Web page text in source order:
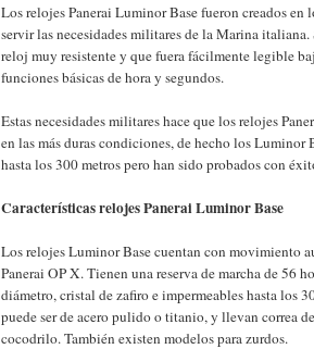
Los relojes Panerai Luminor Base fueron creados en
servir las necesidades militares de la Marina italiana.
reloj muy resistente y que fuera fácilmente legible
funciones básicas de hora y segundos.
Estas necesidades militares hace que los relojes
en las más duras condiciones, de hecho los Luminor
hasta los 300 metros pero han sido probados con
Características relojes Panerai Luminor Base
Los relojes Luminor Base cuentan con movimiento
Panerai OP X. Tienen una reserva de marcha de 56
diámetro, cristal de zafiro e impermeables hasta los
puede ser de acero pulido o titanio, y llevan correa
cocodrilo. También existen modelos para zurdos.